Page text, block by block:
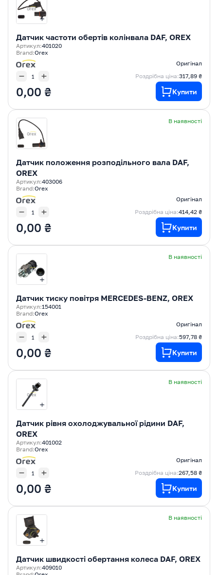
Датчик частоти обертів колінвала DAF, OREX
Артикул:401020
Brand:Orex
Оригінал
Роздрібна ціна:317,89 ₴
0,00 ₴ Купити
В наявності
Датчик положення розподільного вала DAF,
OREX
Артикул:403006
Brand:Orex
Оригінал
Роздрібна ціна:414,42 ₴
0,00 ₴ Купити
В наявності
Датчик тиску повітря MERCEDES-BENZ, OREX
Артикул:154001
Brand:Orex
Оригінал
Роздрібна ціна:597,78 ₴
0,00 ₴ Купити
В наявності
Датчик рівня охолоджувальної рідини DAF,
OREX
Артикул:401002
Brand:Orex
Оригінал
Роздрібна ціна:267,58 ₴
0,00 ₴ Купити
В наявності
Датчик швидкості обертання колеса DAF, OREX
Артикул:409010